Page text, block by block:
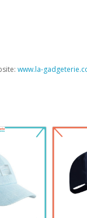
www.la-